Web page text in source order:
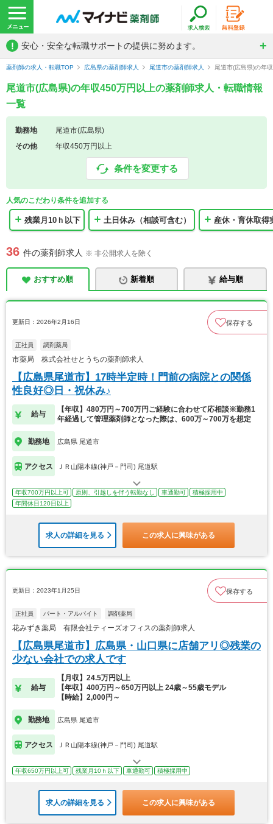
! 安心・安全な転職サポートの提供に努めます。
薬剤師の求人・転職TOP 広島県の薬剤師求人 尾道市の薬剤師求人 尾道市(広島県)の年
尾道市(広島県)の年収450万円以上の薬剤師求人・転職情報
一覧
勤務地
尾道市(広島県)
その他
年収450万円以上
条件を変更する
人気のこだわり条件を追加する
残業月10ｈ以下 土日休み（相談可含む） 産休・育休取得
36 件の薬剤師求人 ※ 非公開求人を除く
おすすめ順 新着順 給与順
更新日：2026年2月16日 保存する
正社員 調剤薬局
市薬局 株式会社せとうちの薬剤師求人
【広島県尾道市】17時半定時！門前の病院との関係
性良好◎日・祝休み♪
給与
【年収】480万円～700万円ご経験に合わせて応相談※勤務1
年経過して管理薬剤師となった際は、600万～700万を想定
勤務地 広島県 尾道市
アクセス ＪＲ山陽本線(神戸－門司) 尾道駅
年収700万円以上可 原則、引越しを伴う転勤なし 車通勤可
積極採用中
年間休日120日以上
求人の詳細を見る この求人に興味がある
更新日：2023年1月25日 保存する
正社員 パート・アルバイト 調剤薬局
花みずき薬局 有限会社ティーズオフィスの薬剤師求人
【広島県尾道市】広島県・山口県に店舗アリ◎残業の
少ない会社での求人です
給与
【月収】24.5万円以上
【年収】400万円～650万円以上 24歳～55歳モデル
【時給】2,000円～
勤務地 広島県 尾道市
アクセス ＪＲ山陽本線(神戸－門司) 尾道駅
年収650万円以上可 残業月10ｈ以下 車通勤可 積極採用中
求人の詳細を見る この求人に興味がある